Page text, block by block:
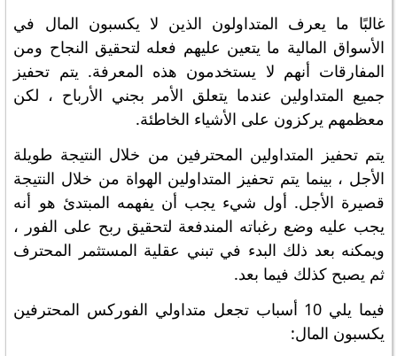
غالبًا ما يعرف المتداولون الذين لا يكسبون المال في
الأسواق المالية ما يتعين عليهم فعله لتحقيق النجاح ومن
المفارقات أنهم لا يستخدمون هذه المعرفة. يتم تحفيز
جميع المتداولين عندما يتعلق الأمر بجني الأرباح ، لكن
معظمهم يركزون على الأشياء الخاطئة.
يتم تحفيز المتداولين المحترفين من خلال النتيجة طويلة
الأجل ، بينما يتم تحفيز المتداولين الهواة من خلال النتيجة
قصيرة الأجل. أول شيء يجب أن يفهمه المبتدئ هو أنه
يجب عليه وضع رغباته المندفعة لتحقيق ربح على الفور ،
ويمكنه بعد ذلك البدء في تبني عقلية المستثمر المحترف
ثم يصبح كذلك فيما بعد.
فيما يلي 10 أسباب تجعل متداولي الفوركس المحترفين
يكسبون المال: